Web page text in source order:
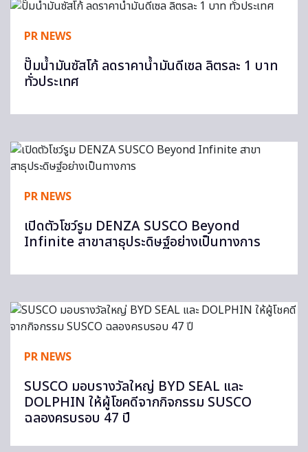
PR NEWS
ปั๊มน้ำมันซัสโก้ ลดราคาน้ำมันดีเซล ลิตรละ 1 บาท
ทั่วประเทศ
PR NEWS
เปิดตัวโชว์รูม DENZA SUSCO Beyond
Infinite สาขาสาธุประดิษฐ์อย่างเป็นทางการ
PR NEWS
SUSCO มอบรางวัลใหญ่ BYD SEAL และ
DOLPHIN ให้ผู้โชคดีจากกิจกรรม SUSCO
ฉลองครบรอบ 47 ปี